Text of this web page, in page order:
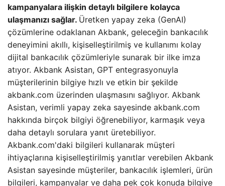
kampanyalara ilişkin detaylı bilgilere kolayca
ulaşmanızı sağlar. Üretken yapay zeka (GenAI)
çözümlerine odaklanan Akbank, geleceğin bankacılık
deneyimini akıllı, kişiselleştirilmiş ve kullanımı kolay
dijital bankacılık çözümleriyle sunarak bir ilke imza
atıyor. Akbank Asistan, GPT entegrasyonuyla
müşterilerinin bilgiye hızlı ve etkin bir şekilde
akbank.com üzerinden ulaşmasını sağlıyor. Akbank
Asistan, verimli yapay zeka sayesinde akbank.com
hakkında birçok bilgiyi öğrenebiliyor, karmaşık veya
daha detaylı sorulara yanıt üretebiliyor.
Akbank.com'daki bilgileri kullanarak müşteri
ihtiyaçlarına kişiselleştirilmiş yanıtlar verebilen Akbank
Asistan sayesinde müşteriler, bankacılık işlemleri, ürün
bilgileri, kampanyalar ve daha pek çok konuda bilgiye